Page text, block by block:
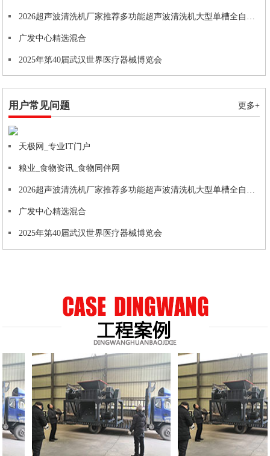
广发中心精选混合
2025年第40届武汉世界医疗器械博览会
更多+
用户常见问题
天极网_专业IT门户
粮业_食物资讯_食物同伴网
广发中心精选混合
2025年第40届武汉世界医疗器械博览会